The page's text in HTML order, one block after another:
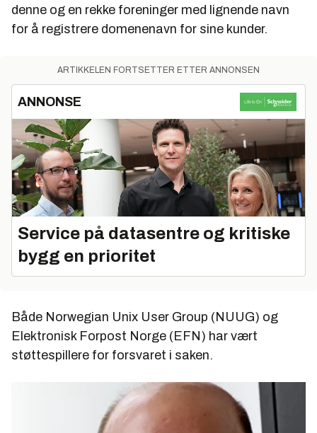
denne og en rekke foreninger med lignende navn
for å registrere domenenavn for sine kunder.
ARTIKKELEN FORTSETTER ETTER ANNONSEN
ANNONSE
Service på datasentre og kritiske
bygg en prioritet
Både Norwegian Unix User Group (NUUG) og
Elektronisk Forpost Norge (EFN) har vært
støttespillere for forsvaret i saken.